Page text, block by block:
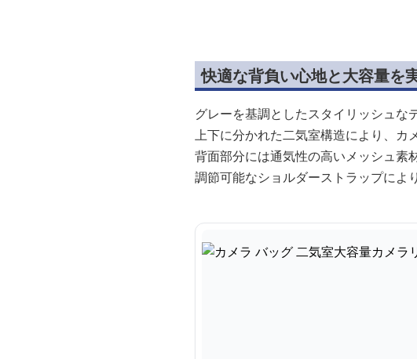
快適な背負い心地と大容量を
グレーを基調としたスタイリッシュな
上下に分かれた二気室構造により、カ
背面部分には通気性の高いメッシュ素
調節可能なショルダーストラップによ